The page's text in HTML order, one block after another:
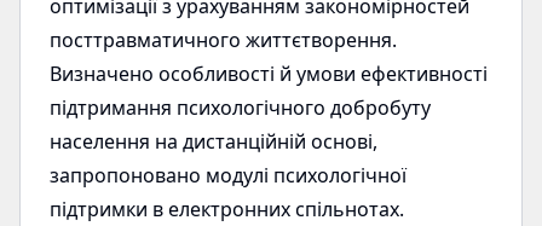
оптимізації з урахуванням закономірностей
посттравматичного життєтворення.
Визначено особливості й умови ефективності
підтримання психологічного добробуту
населення на дистанційній основі,
запропоновано модулі психологічної
підтримки в електронних спільнотах.